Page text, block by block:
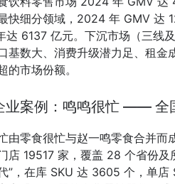
快细分领域，2024 年 GMV 达
达 6137 亿元。下沉市场（三线
基数大、消费升级潜力足、租金
的市场份额。
业案例：鸣鸣很忙 —— 全
由零食很忙与赵一鸣零食合并
店 19517 家，覆盖 28 个省份
”，在库 SKU 达 3605 个，单